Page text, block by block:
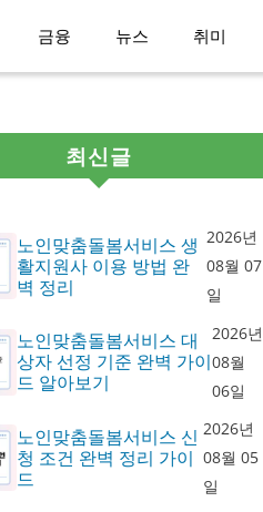
금융 뉴스 취미
최신글
노인맞춤돌봄서비스 생
활지원사 이용 방법 완
벽 정리
2026년
08월 07
일
노인맞춤돌봄서비스 대
상자 선정 기준 완벽 가이
드 알아보기
2026년
08월
06일
노인맞춤돌봄서비스 신
청 조건 완벽 정리 가이
드
2026년
08월 05
일